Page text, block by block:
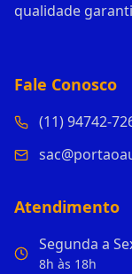
qualidade
Fale Conosco
(11) 94742-
Atendimento
Segunda a
8h às 18h